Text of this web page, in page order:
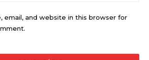
email, and website in this browser for